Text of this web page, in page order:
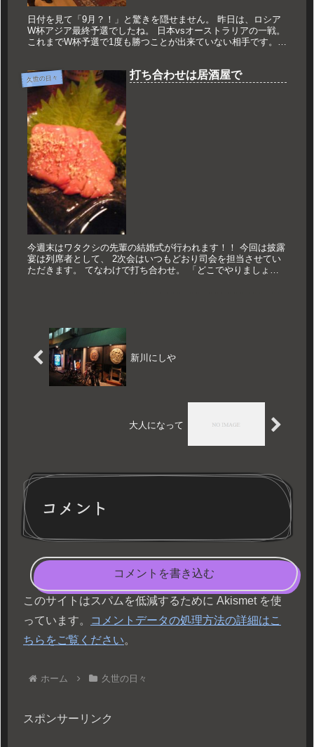
日付を見て「9月？！」と驚きを隠せません。 昨日は、ロシア
W杯アジア最終予選でしたね。 日本vsオーストラリアの一戦。
これまでW杯予選で1度も勝つことが出来ていない相手です。
久世の日々 打ち合わせは居酒屋で
今週末はワタクシの先輩の結婚式が行われます！！ 今回は披露
宴は列席者として、 2次会はいつもどおり司会を担当させてい
ただきます。 てなわけで打ち合わせ。 「どこでやりましょう
新川にしや
大人になって
コメント
コメントを書き込む
このサイトはスパムを低減するために Akismet を使
っています。
コメントデータの処理方法の詳細はこ
ちらをご覧ください。
ホーム 久世の日々
スポンサーリンク